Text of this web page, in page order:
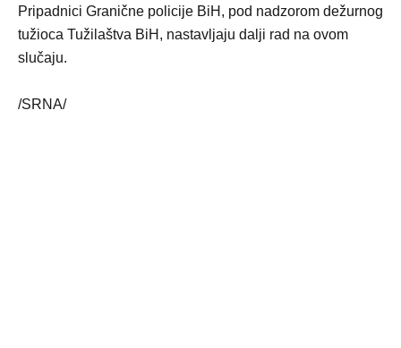
Pripadnici Granične policije BiH, pod nadzorom dežurnog
tužioca Tužilaštva BiH, nastavljaju dalji rad na ovom
slučaju.
/SRNA/